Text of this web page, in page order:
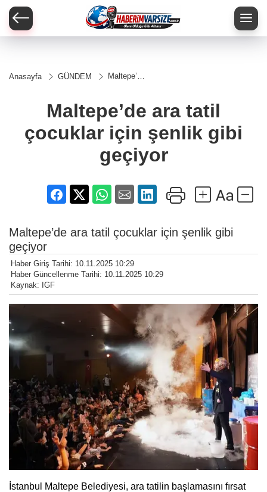
Anasayfa GÜNDEM
Maltepe’de
için şenlik
gibi
Maltepe’de ara tatil
çocuklar için şenlik gibi
geçiyor
Maltepe’de ara tatil çocuklar için şenlik gibi
geçiyor
Haber Giriş Tarihi: 10.11.2025 10:29
Haber Güncellenme Tarihi: 10.11.2025 10:29
Kaynak: IGF
İstanbul Maltepe Belediyesi, ara tatilin başlamasını fırsat